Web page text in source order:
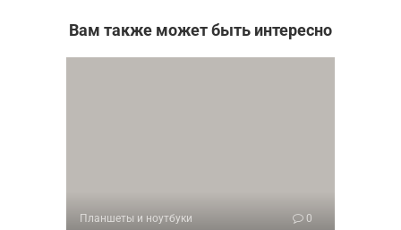
Вам также может быть интересно
Планшеты и ноутбуки 0